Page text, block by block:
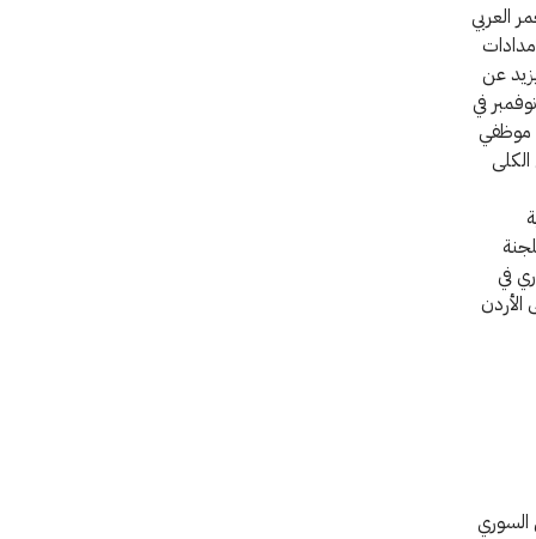
العربي
عن
في 1 تشرين الثاني/نوفمبر في
موظفي
اللجنة
في
الأردن
السوري